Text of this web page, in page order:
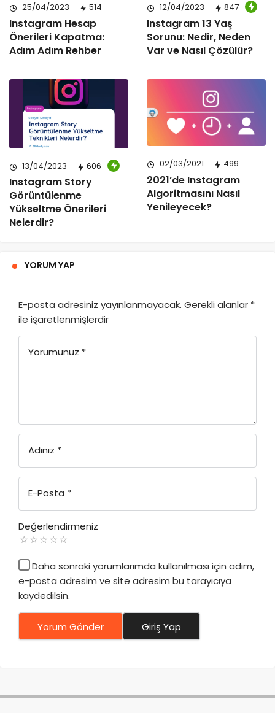
25/04/2023 514
Instagram Hesap
Önerileri Kapatma:
Adım Adım Rehber
12/04/2023 847
Instagram 13 Yaş
Sorunu: Nedir, Neden
Var ve Nasıl Çözülür?
13/04/2023 606
Instagram Story
Görüntülenme
Yükseltme Önerileri
Nelerdir?
02/03/2021 499
2021’de Instagram
Algoritmasını Nasıl
Yenileyecek?
YORUM YAP
E-posta adresiniz yayınlanmayacak. Gerekli alanlar *
ile işaretlenmişlerdir
Yorumunuz *
Adınız *
E-Posta *
Değerlendirmeniz
Daha sonraki yorumlarımda kullanılması için adım,
e-posta adresim ve site adresim bu tarayıcıya
kaydedilsin.
Yorum Gönder Giriş Yap